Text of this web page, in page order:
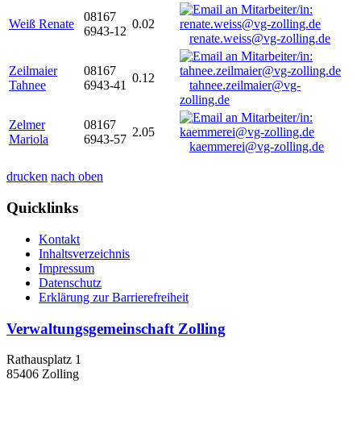
Weiß Renate
08167
6943-12
0.02
renate.weiss@vg-zolling.de
Zeilmaier
Tahnee
08167
6943-41
0.12
tahnee.zeilmaier@vg-
zolling.de
Zelmer
Mariola
08167
6943-57
2.05
kaemmerei@vg-zolling.de
drucken nach oben
Quicklinks
Kontakt
Inhaltsverzeichnis
Impressum
Datenschutz
Erklärung zur Barrierefreiheit
Verwaltungsgemeinschaft Zolling
Rathausplatz 1
85406 Zolling